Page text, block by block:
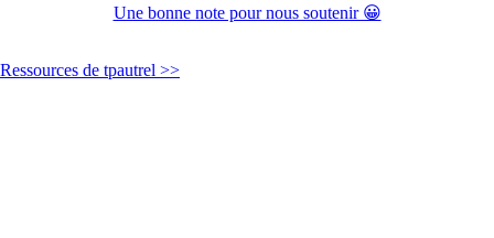
Une bonne note pour nous soutenir 😀
Ressources de tpautrel >>